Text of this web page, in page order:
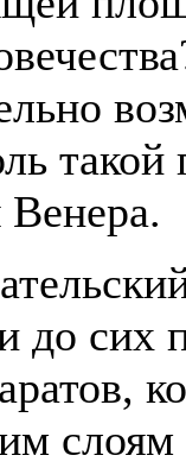
Венера.
до сих